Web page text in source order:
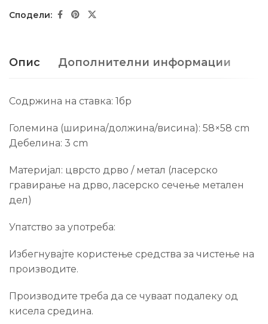
Опис Дополнителни информации
Содржина на ставка: 1бр
Големина (ширина/должина/висина): 58×58 cm
Дебелина: 3 cm
Материјал: цврсто дрво / метал (ласерско
гравирање на дрво, ласерско сечење метален
дел)
Упатство за употреба:
Избегнувајте користење средства за чистење на
производите.
Производите треба да се чуваат подалеку од
кисела средина.